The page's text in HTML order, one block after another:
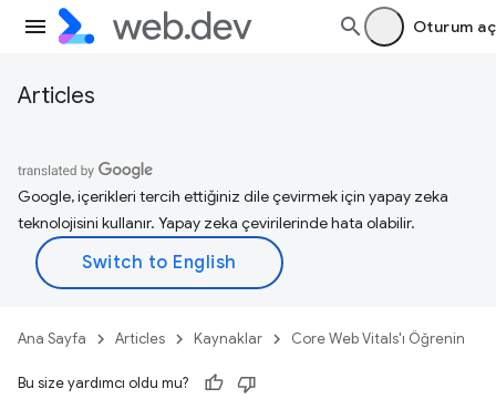
Oturum aç
Articles
Google, içerikleri tercih ettiğiniz dile çevirmek için yapay zeka
teknolojisini kullanır. Yapay zeka çevirilerinde hata olabilir.
Ana Sayfa Articles Kaynaklar Core Web Vitals'ı Öğrenin
Bu size yardımcı oldu mu?